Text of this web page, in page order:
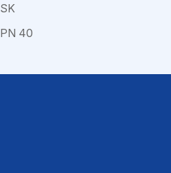
SK
PN 40